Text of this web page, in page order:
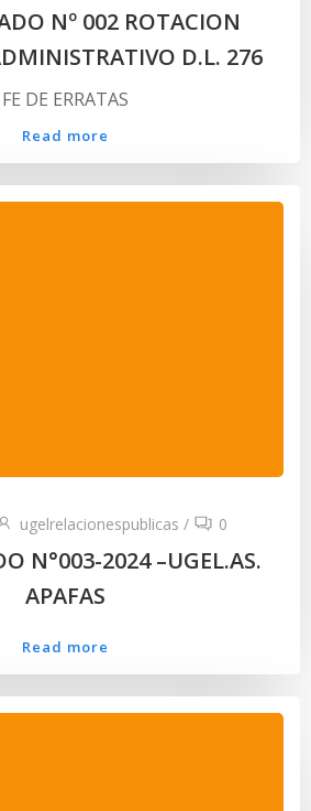
Nº 002 ROTACION
D.L. 276
FE DE ERRATAS
Read more
ugelrelacionespublicas / 0
N°003-2024 –UGEL.AS.
APAFAS
Read more